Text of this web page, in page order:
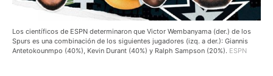
Los científicos de ESPN determinaron que Victor Wembanyama (der.) de los
Spurs es una combinación de los siguientes jugadores (izq. a der.): Giannis
Antetokounmpo (40%), Kevin Durant (40%) y Ralph Sampson (20%). ESPN